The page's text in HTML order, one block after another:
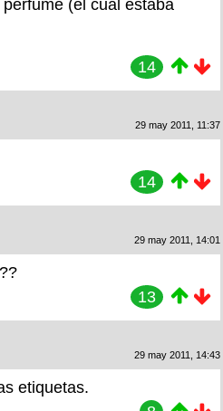
(el cuál estaba
14
29 may 2011, 11:37
14
29 may 2011, 14:01
13
29 may 2011, 14:43
etiquetas.